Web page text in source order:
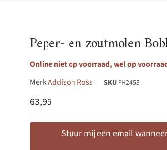
Peper- en zoutmolen
Online niet op voorraad, wel op
MerkAddison Ross SKU FH2453
Huidige prijs
63,95
Stuur mij een email